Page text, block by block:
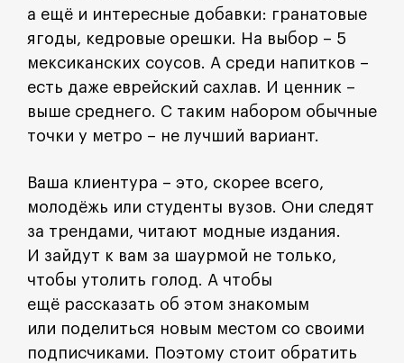
а ещё и интересные добавки: гранатовые
ягоды, кедровые орешки. На выбор – 5
мексиканских соусов. А среди напитков –
есть даже еврейский сахлав. И ценник –
выше среднего. С таким набором обычные
точки у метро – не лучший вариант.
Ваша клиентура – это, скорее всего,
молодёжь или студенты вузов. Они следят
за трендами, читают модные издания.
И зайдут к вам за шаурмой не только,
чтобы утолить голод. А чтобы
ещё рассказать об этом знакомым
или поделиться новым местом со своими
подписчиками. Поэтому стоит обратить